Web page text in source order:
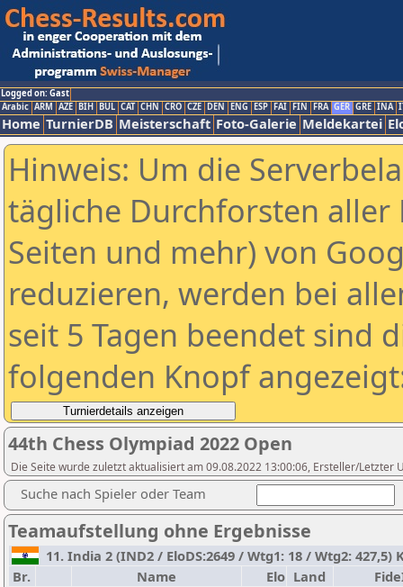
Logged on: Gast
Arabic ARM AZE BIH BUL CAT CHN CRO CZE DEN ENG ESP FAI FIN FRA GER GRE INA
Home TurnierDB Meisterschaft Foto-Galerie Meldekartei
Hinweis: Um die
tägliche Durchforsten aller
Seiten und mehr) von
reduzieren, werden bei
seit 5 Tagen beendet sind
folgenden Knopf
44th Chess Olympiad 2022 Open
Die Seite wurde zuletzt aktualisiert am 09.08.2022 13:00:06, Ersteller/Letzter
Suche nach Spieler oder Team
Teamaufstellung ohne Ergebnisse
11. India 2 (IND2 / EloDS:2649 / Wtg1: 18 / Wtg2: 427,5)
Br.
Name Elo Land